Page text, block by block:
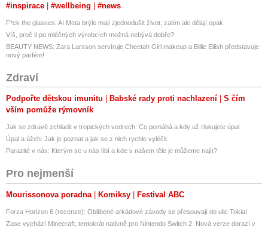
#inspirace #wellbeing #news
F*ck the glasses: AI Meta brýle mají zjednodušit život, zatím ale dělají opak
Víš, proč ti po mléčných výrobcích možná nebývá dobře?
BEAUTY NEWS: Zara Larsson servíruje Cheetah Girl makeup a Billie Eilish představuje
nový parfém!
Zdraví
Podpořte dětskou imunitu Babské rady proti nachlazení
S čím
vším pomůže rýmovník
Jak se zdravě zchladit v tropických vedrech: Co pomáhá a kdy už riskujete úpal
Úpal a úžeh: Jak je poznat a jak se z nich rychle vyléčit
Parazité v nás: Kterým se u nás líbí a kde v našem těle je můžeme najít?
Pro nejmenší
Mourissonova poradna Komiksy Festival ABC
Forza Horizon 6 (recenze): Oblíbené arkádové závody se přesouvají do ulic Tokia!
Zase vychází Minecraft, tentokrát nativně pro Nintendo Switch 2. Nová verze dorazí v